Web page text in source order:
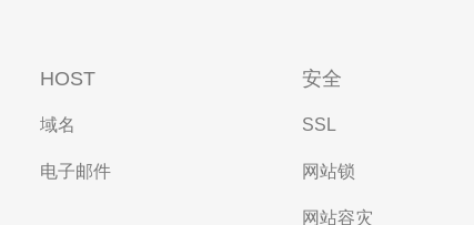
HOST
域名
电子邮件
安全
SSL
网站锁
网站容灾